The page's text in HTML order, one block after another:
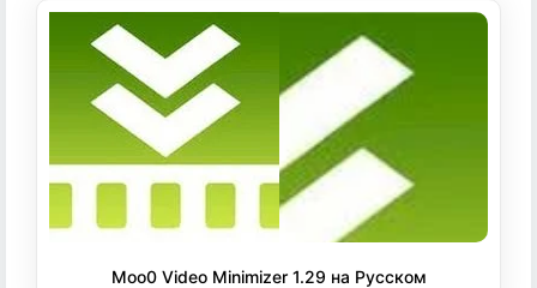
Moo0 Video Minimizer 1.29 на Русском